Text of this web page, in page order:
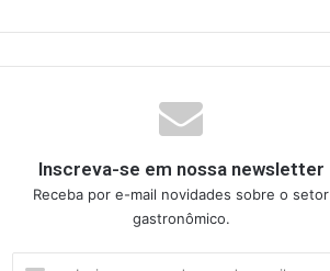
Inscreva-se em nossa newsletter
Receba por e-mail novidades sobre o setor
gastronômico.